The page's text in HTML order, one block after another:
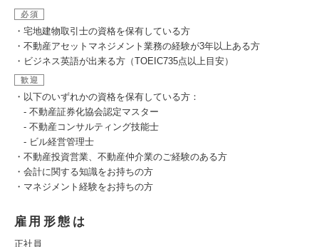
必須
・宅地建物取引士の資格を保有している方
・不動産アセットマネジメント業務の経験が3年以上ある方
・ビジネス英語が出来る方（TOEIC735点以上目安）
歓迎
・以下のいずれかの資格を保有している方：
‐ 不動産証券化協会認定マスター
‐ 不動産コンサルティング技能士
‐ ビル経営管理士
・不動産投資営業、不動産仲介業のご経験のある方
・会計に関する知識をお持ちの方
・マネジメント経験をお持ちの方
雇用形態は
正社員